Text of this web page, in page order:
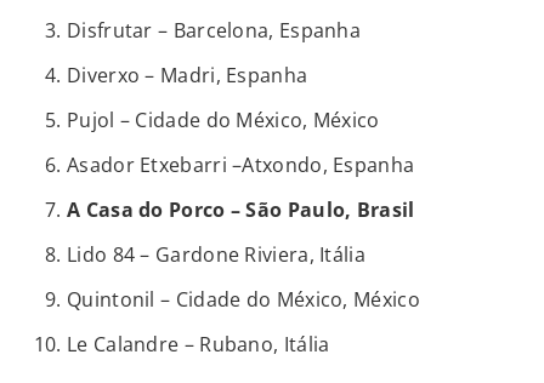
Disfrutar – Barcelona, Espanha
Diverxo – Madri, Espanha
Pujol – Cidade do México, México
Asador Etxebarri –Atxondo, Espanha
A Casa do Porco – São Paulo, Brasil
Lido 84 – Gardone Riviera, Itália
Quintonil – Cidade do México, México
Le Calandre – Rubano, Itália